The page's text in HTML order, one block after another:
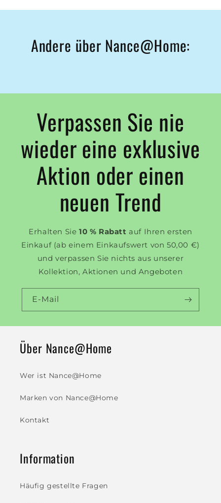
Andere über Nance@Home:
Verpassen Sie nie
wieder eine exklusive
Aktion oder einen
neuen Trend
Erhalten Sie 10 % Rabatt auf Ihren ersten
Einkauf (ab einem Einkaufswert von 50,00 €)
und verpassen Sie nichts aus unserer
Kollektion, Aktionen und Angeboten
E-Mail
Über Nance@Home
Wer ist Nance@Home
Marken von Nance@Home
Kontakt
Information
Häufig gestellte Fragen